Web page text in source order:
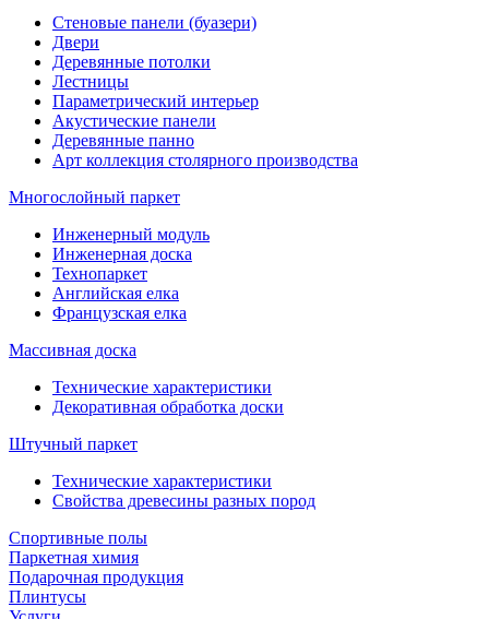
Стеновые панели (буазери)
Двери
Деревянные потолки
Лестницы
Параметрический интерьер
Акустические панели
Деревянные панно
Арт коллекция столярного производства
Многослойный паркет
Инженерный модуль
Инженерная доска
Технопаркет
Английская елка
Французская елка
Массивная доска
Технические характеристики
Декоративная обработка доски
Штучный паркет
Технические характеристики
Свойства древесины разных пород
Спортивные полы
Паркетная химия
Подарочная продукция
Плинтусы